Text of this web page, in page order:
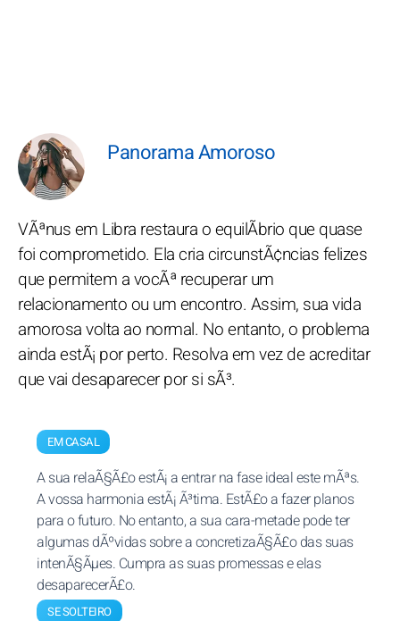
Panorama Amoroso
VÃªnus em Libra restaura o equilÃ­brio que quase
foi comprometido. Ela cria circunstÃ¢ncias felizes
que permitem a vocÃª recuperar um
relacionamento ou um encontro. Assim, sua vida
amorosa volta ao normal. No entanto, o problema
ainda estÃ¡ por perto. Resolva em vez de acreditar
que vai desaparecer por si sÃ³.
EM CASAL
A sua relaÃ§Ã£o estÃ¡ a entrar na fase ideal este mÃªs.
A vossa harmonia estÃ¡ Ã³tima. EstÃ£o a fazer planos
para o futuro. No entanto, a sua cara-metade pode ter
algumas dÃºvidas sobre a concretizaÃ§Ã£o das suas
intenÃ§Ãµes. Cumpra as suas promessas e elas
desaparecerÃ£o.
SE SOLTEIRO